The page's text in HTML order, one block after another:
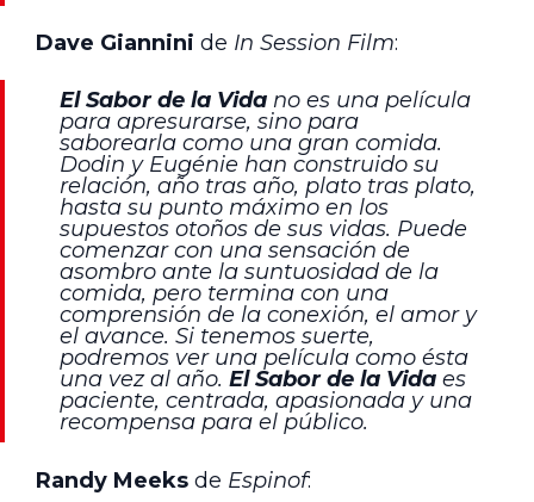
Dave Giannini de In Session Film:
El Sabor de la Vida no es una película
para apresurarse, sino para
saborearla como una gran comida.
Dodin y Eugénie han construido su
relación, año tras año, plato tras plato,
hasta su punto máximo en los
supuestos otoños de sus vidas. Puede
comenzar con una sensación de
asombro ante la suntuosidad de la
comida, pero termina con una
comprensión de la conexión, el amor y
el avance. Si tenemos suerte,
podremos ver una película como ésta
una vez al año. El Sabor de la Vida es
paciente, centrada, apasionada y una
recompensa para el público.
Randy Meeks de Espinof: